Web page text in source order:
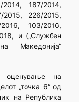
187/2014,
226/2015,
103/2016,
и („Службен
Македонија“
оценување на
„точка 6“ од
на Република